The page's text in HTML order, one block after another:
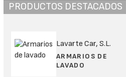
PRODUCTOS DESTACADOS
Lavarte Car, S.L.
ARMARIOS DE
LAVADO